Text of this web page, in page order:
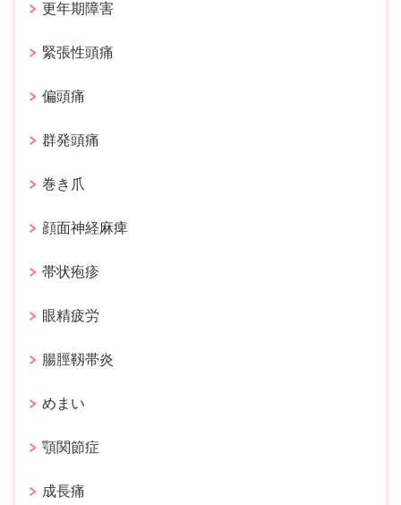
更年期障害
緊張性頭痛
偏頭痛
群発頭痛
巻き爪
顔面神経麻痺
帯状疱疹
眼精疲労
腸脛靱帯炎
めまい
顎関節症
成長痛